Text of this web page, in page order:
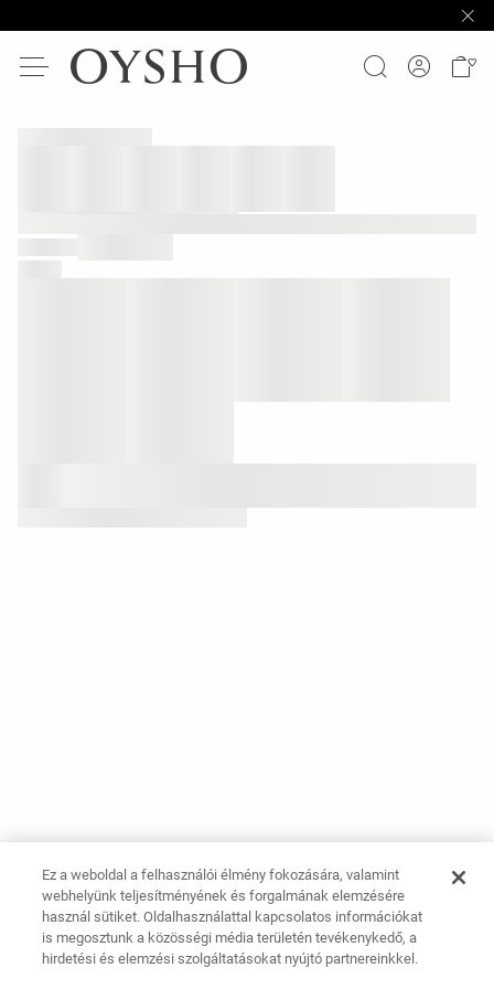
Ez a weboldal a felhasználói élmény fokozására, valamint
webhelyünk teljesítményének és forgalmának elemzésére
használ sütiket. Oldalhasználattal kapcsolatos információkat
is megosztunk a közösségi média területén tevékenykedő, a
hirdetési és elemzési szolgáltatásokat nyújtó partnereinkkel.